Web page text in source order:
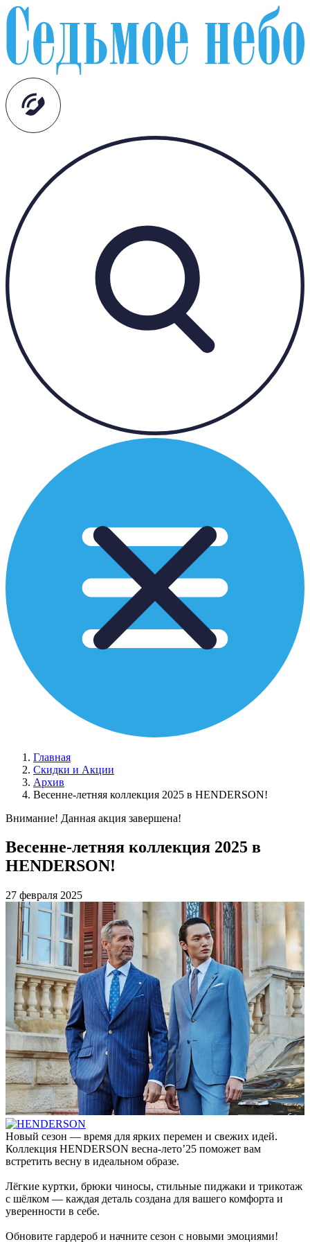
Главная
Скидки и Акции
Архив
Весенне-летняя коллекция 2025 в HENDERSON!
Внимание! Данная акция завершена!
Весенне-летняя коллекция 2025 в
HENDERSON!
27 февраля 2025
Новый сезон — время для ярких перемен и свежих идей.
Коллекция HENDERSON весна-лето’25 поможет вам
встретить весну в идеальном образе.
Лёгкие куртки, брюки чиносы, стильные пиджаки и трикотаж
с шёлком — каждая деталь создана для вашего комфорта и
уверенности в себе.
Обновите гардероб и начните сезон с новыми эмоциями!